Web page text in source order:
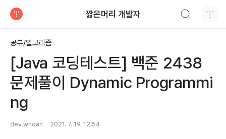
짧은머리 개발자
공부/알고리즘
[Java 코딩테스트] 백준 2438
문제풀이 Dynamic Programmi
ng
dev.whoan 2021. 7. 19. 12:54